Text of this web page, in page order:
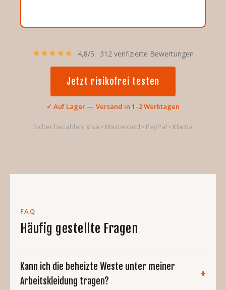
★★★★★ 4,8/5 · 312 verifizierte Bewertungen
Jetzt risikofrei testen
✓ Auf Lager — Versand in 1–2 Werktagen
Sicher bezahlen: Visa • Mastercard • PayPal • Klarna
FAQ
Häufig gestellte Fragen
Kann ich die beheizte Weste unter meiner
Arbeitskleidung tragen?